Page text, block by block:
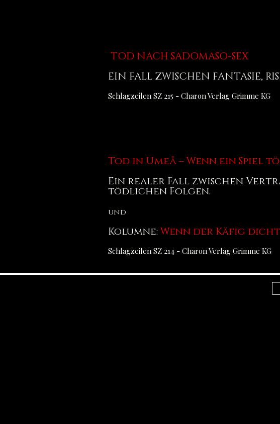
TOD NACH SADOMASO-SEX
EIN FALL ZWISCHEN FANTASIE,
Schlagzeilen SZ 215 - Charon Verlag Grimme KG
Tod in Umeå – Wenn ein Spiel
Ein realer Fall zwischen
tödlichen Folgen.
und
Kolumne:Wenn der Käfig dicht
Schlagzeilen SZ 214 - Charon Verlag Grimme KG